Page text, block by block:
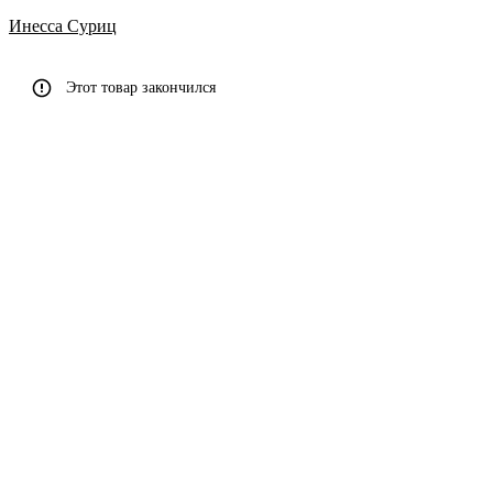
Инесса Суриц
Этот товар закончился